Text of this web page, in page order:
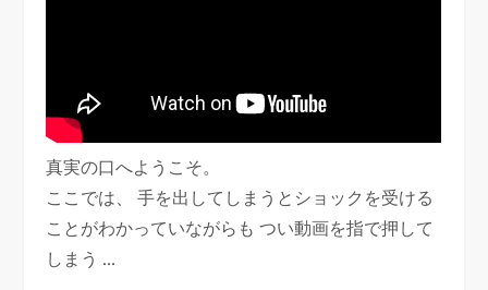
真実の口へようこそ。
ここでは、 手を出してしまうとショックを受ける
ことがわかっていながらも つい動画を指で押して
しまう ...